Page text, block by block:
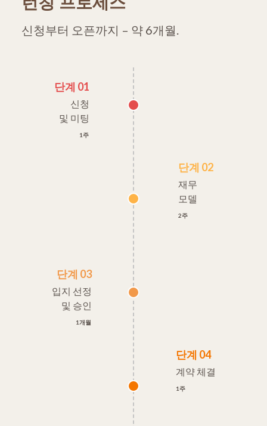
신청부터 오픈까지 – 약 6개월.
1주
신청
및 미팅
단계 01
2주
재무
모델
단계 02
1개월
입지 선정
및 승인
단계 03
1주
계약 체결
단계 04